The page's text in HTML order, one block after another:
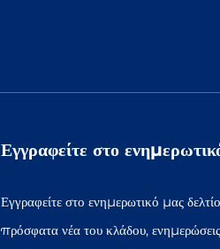
Εγγραφείτε στο
Εγγραφείτε στο ενημερωτικό μας
πρόσφατα νέα του κλάδου,